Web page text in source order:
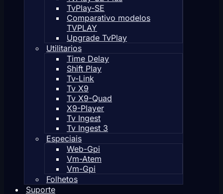
TvPlay-SE
Comparativo modelos
TVPLAY
Upgrade TvPlay
Utilitarios
Time Delay
Shift Play
Tv-Link
Tv X9
Tv X9-Quad
X9-Player
Tv Ingest
Tv Ingest 3
Especiais
Web-Gpi
Vm-Atem
Vm-Gpi
Folhetos
Suporte